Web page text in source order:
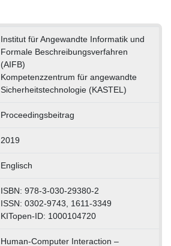
Institut für Angewandte Informatik und
Formale Beschreibungsverfahren
(AIFB)
Kompetenzzentrum für angewandte
Sicherheitstechnologie (KASTEL)
Proceedingsbeitrag
2019
Englisch
ISBN: 978-3-030-29380-2
ISSN: 0302-9743, 1611-3349
KITopen-ID: 1000104720
Human-Computer Interaction –